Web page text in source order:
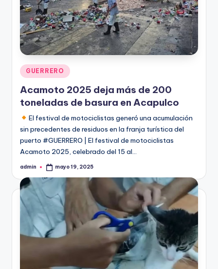
Publicado
en
GUERRERO
Acamoto 2025 deja más de 200
toneladas de basura en Acapulco
El festival de motociclistas generó una acumulación
sin precedentes de residuos en la franja turística del
puerto #GUERRERO | El festival de motociclistas
Acamoto 2025, celebrado del 15 al…
Publicado
admin mayo 19, 2025